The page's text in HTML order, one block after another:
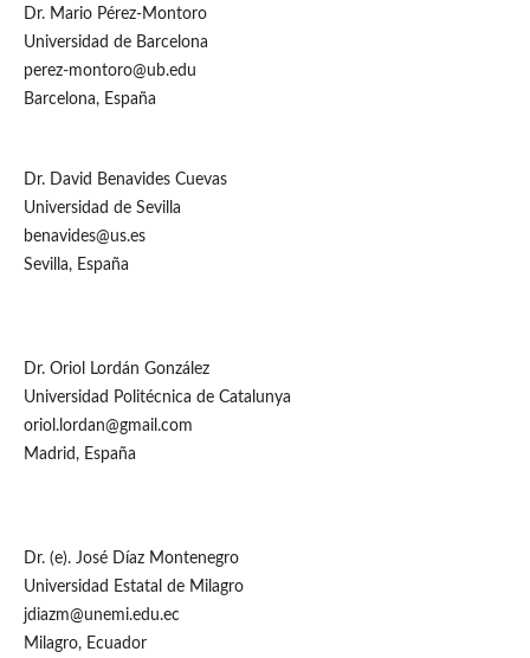
Dr. Mario Pérez-Montoro
Universidad de Barcelona
perez-montoro@ub.edu
Barcelona, España
Dr. David Benavides Cuevas
Universidad de Sevilla
benavides@us.es
Sevilla, España
Dr. Oriol Lordán González
Universidad Politécnica de Catalunya
oriol.lordan@gmail.com
Madrid, España
Dr. (e). José Díaz Montenegro
Universidad Estatal de Milagro
jdiazm@unemi.edu.ec
Milagro, Ecuador